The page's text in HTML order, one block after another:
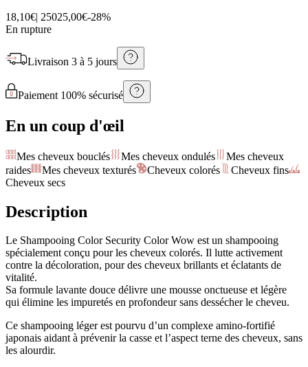
18,10€| 25025,00€-28%
En rupture
Livraison 3 à 5 jours
Paiement 100% sécurisé
En un coup d'œil
Mes cheveux bouclés Mes cheveux ondulés
Mes cheveux
raides
Mes cheveux texturés Cheveux colorés
Cheveux fins
Cheveux secs
Description
Le Shampooing Color Security Color Wow est un shampooing
spécialement conçu pour les cheveux colorés. Il lutte activement
contre la décoloration, pour des cheveux brillants et éclatants de
vitalité.
Sa formule lavante douce délivre une mousse onctueuse et légère
qui élimine les impuretés en profondeur sans dessécher le cheveu.
Ce shampooing léger est pourvu d’un complexe amino-fortifié
japonais aidant à prévenir la casse et l’aspect terne des cheveux, sans
les alourdir.